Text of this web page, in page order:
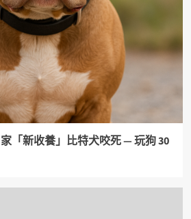
「新收養」比特犬咬死 — 玩狗 30